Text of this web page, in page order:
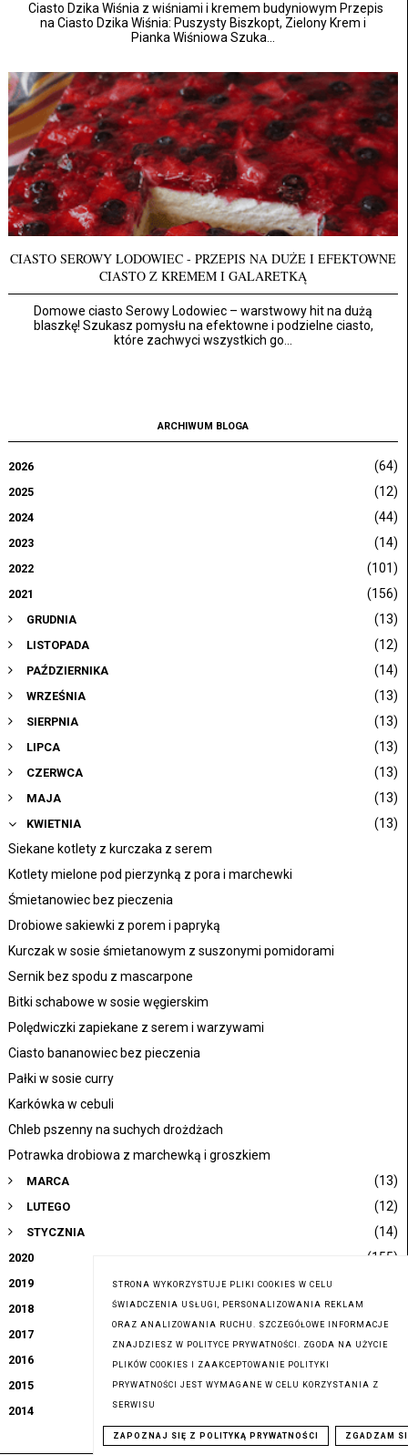
Ciasto Dzika Wiśnia z wiśniami i kremem budyniowym Przepis
na Ciasto Dzika Wiśnia: Puszysty Biszkopt, Zielony Krem i
Pianka Wiśniowa Szuka...
CIASTO SEROWY LODOWIEC - PRZEPIS NA DUŻE I EFEKTOWNE
CIASTO Z KREMEM I GALARETKĄ
Domowe ciasto Serowy Lodowiec – warstwowy hit na dużą
blaszkę! Szukasz pomysłu na efektowne i podzielne ciasto,
które zachwyci wszystkich go...
ARCHIWUM BLOGA
2026 (64)
2025 (12)
2024 (44)
2023 (14)
2022 (101)
2021 (156)
GRUDNIA (13)
LISTOPADA (12)
PAŹDZIERNIKA (14)
WRZEŚNIA (13)
SIERPNIA (13)
LIPCA (13)
CZERWCA (13)
MAJA (13)
KWIETNIA
(13)
Siekane kotlety z kurczaka z serem
Kotlety mielone pod pierzynką z pora i marchewki
Śmietanowiec bez pieczenia
Drobiowe sakiewki z porem i papryką
Kurczak w sosie śmietanowym z suszonymi pomidorami
Sernik bez spodu z mascarpone
Bitki schabowe w sosie węgierskim
Polędwiczki zapiekane z serem i warzywami
Ciasto bananowiec bez pieczenia
Pałki w sosie curry
Karkówka w cebuli
Chleb pszenny na suchych drożdżach
Potrawka drobiowa z marchewką i groszkiem
MARCA (13)
LUTEGO (12)
STYCZNIA (14)
2020 (155)
2019
2018
2017
2016
2015 (207)
2014
STRONA WYKORZYSTUJE PLIKI COOKIES W CELU
ŚWIADCZENIA USŁUGI, PERSONALIZOWANIA REKLAM
ORAZ ANALIZOWANIA RUCHU. SZCZEGÓŁOWE INFORMACJE
ZNAJDZIESZ W POLITYCE PRYWATNOŚCI. ZGODA NA UŻYCIE
PLIKÓW COOKIES I ZAAKCEPTOWANIE POLITYKI
PRYWATNOŚCI JEST WYMAGANE W CELU KORZYSTANIA Z
SERWISU
ZAPOZNAJ SIĘ Z POLITYKĄ PRYWATNOŚCI ZGADZAM